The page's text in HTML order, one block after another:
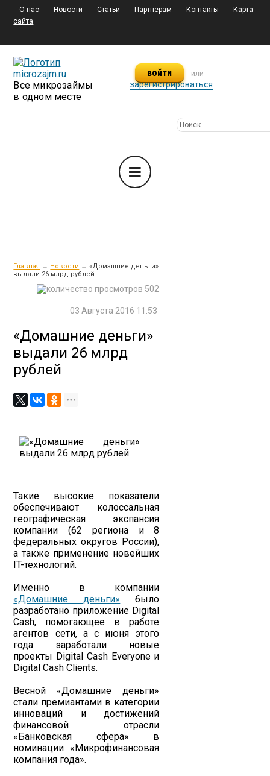
О нас Новости Статьи Партнерам Контакты
Карта
сайта
Все микрозаймы
в одном месте
войти или
зарегистрироваться
Главная → Новости → «Домашние деньги»
выдали 26 млрд рублей
502
03 Августа 2016 11:53
«Домашние деньги»
выдали 26 млрд
рублей
Такие высокие показатели
обеспечивают колоссальная
географическая экспансия
компании (62 региона и 8
федеральных округов России),
а также применение новейших
IT-технологий.
Именно в компании
«Домашние деньги» было
разработано приложение Digital
Cash, помогающее в работе
агентов сети, а с июня этого
года заработали новые
проекты Digital Cash Everyone и
Digital Cash Clients.
Весной «Домашние деньги»
стали премиантами в категории
инноваций и достижений
финансовой отрасли
«Банковская сфера» в
номинации «Микрофинансовая
компания года».